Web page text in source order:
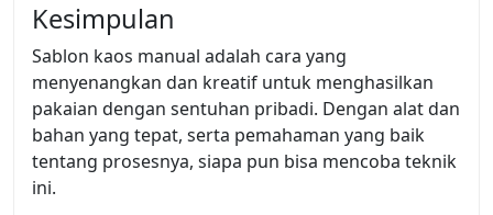
Kesimpulan
Sablon kaos manual adalah cara yang
menyenangkan dan kreatif untuk menghasilkan
pakaian dengan sentuhan pribadi. Dengan alat dan
bahan yang tepat, serta pemahaman yang baik
tentang prosesnya, siapa pun bisa mencoba teknik
ini.